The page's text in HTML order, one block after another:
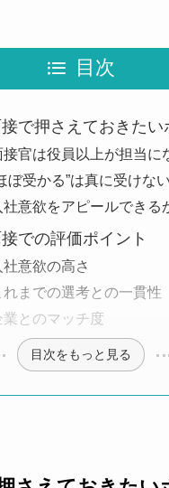
目次
で押さえておきたい
接官は役員以上が担当に
ぼ受かる”は真に受けない
社意欲をアピールできる
での評価ポイント
社意欲の高さ
れまでの選考との一貫性
業とのマッチ度
目次をもっと見る